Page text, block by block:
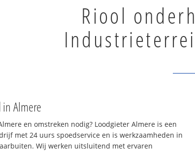
Riool
in Almere
en omstreken nodig? Loodgieter Almere is een
met 24 uurs spoedservice en is werkzaamheden in
Wij werken uitsluitend met ervaren